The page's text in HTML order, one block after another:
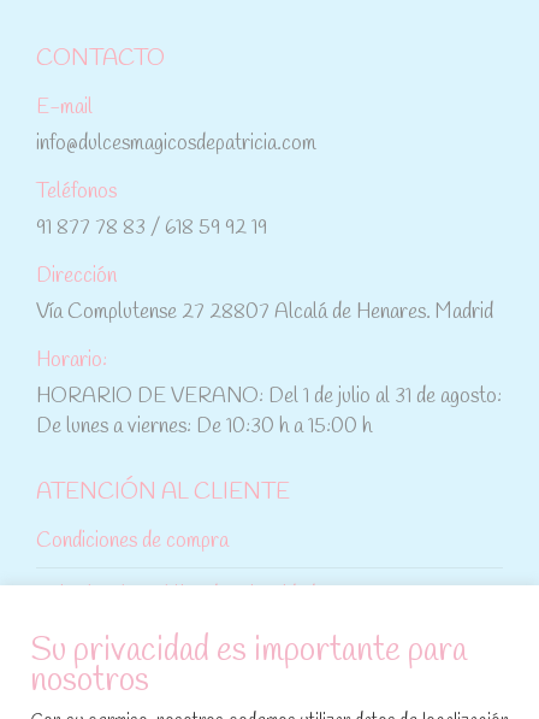
CONTACTO
E-mail
info@dulcesmagicosdepatricia.com
Teléfonos
91 877 78 83 / 618 59 92 19
Dirección
Vía Complutense 27 28807 Alcalá de Henares. Madrid
Horario:
HORARIO DE VERANO: Del 1 de julio al 31 de agosto:
De lunes a viernes: De 10:30 h a 15:00 h
ATENCIÓN AL CLIENTE
Condiciones de compra
Política de cookies
Su privacidad es importante para
nosotros